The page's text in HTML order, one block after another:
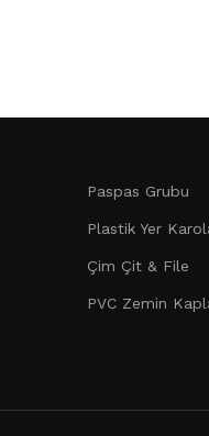
Paspas Grubu
Plastik Yer
Çim Çit & File
PVC Zemin